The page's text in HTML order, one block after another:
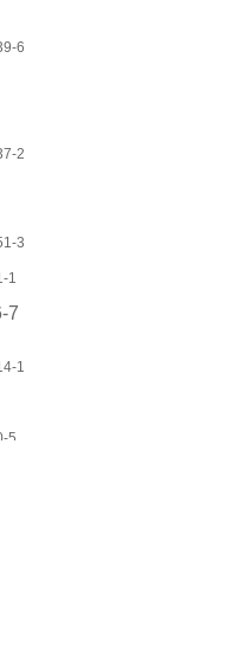
6
2
3
1
7
1
5